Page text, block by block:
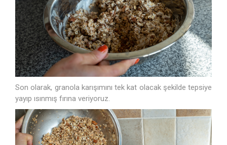
Son olarak, granola karışımını tek kat olacak şekilde tepsiye
yayıp ısınmış fırına veriyoruz.